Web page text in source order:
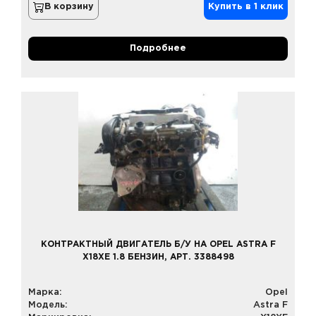
В корзину Купить в 1 клик
Подробнее
КОНТРАКТНЫЙ ДВИГАТЕЛЬ Б/У НА OPEL ASTRA F
X18XE 1.8 БЕНЗИН, АРТ. 3388498
Марка:
Opel
Модель:
Astra F